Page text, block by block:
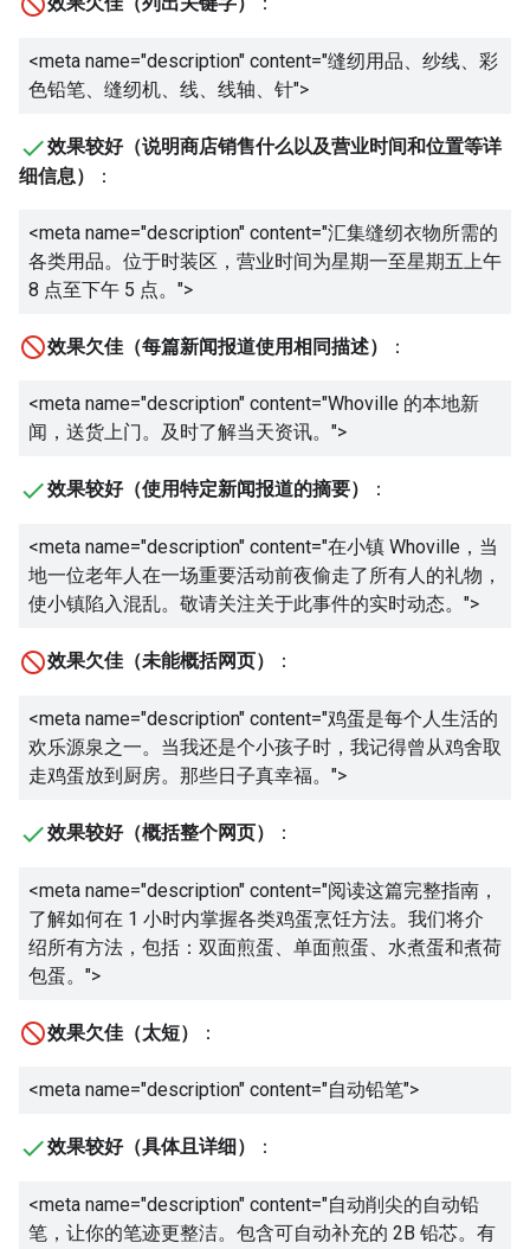
<meta name="description" content="缝纫用品、纱线、彩
色铅笔、缝纫机、线、线轴、针">
效果较好（说明商店销售什么以及营业时间和位置等详
细信息）
：
<meta name="description" content="汇集缝纫衣物所需的
各类用品。位于时装区，营业时间为星期一至星期五上午
8 点至下午 5 点。 ">
效果欠佳（每篇新闻报道使用相同描述） ：
<meta name="description" content="Whoville 的本地新
闻，送货上门。及时了解当天资讯。 ">
效果较好（使用特定新闻报道的摘要） ：
<meta name="description" content="在小镇 Whoville，当
地一位老年人在一场重要活动前夜偷走了所有人的礼物，
使小镇陷入混乱。敬请关注关于此事件的实时动态。 ">
效果欠佳（未能概括网页） ：
<meta name="description" content="鸡蛋是每个人生活的
欢乐源泉之一。当我还是个小孩子时，我记得曾从鸡舍取
走鸡蛋放到厨房。那些日子真幸福。 ">
效果较好（概括整个网页） ：
<meta name="description" content="阅读这篇完整指南，
了解如何在 1 小时内掌握各类鸡蛋烹饪方法。我们将介
绍所有方法，包括：双面煎蛋、单面煎蛋、水煮蛋和煮荷
包蛋。 ">
效果欠佳（太短） ：
<meta name="description" content="自动铅笔">
效果较好（具体且详细） ：
<meta name="description" content="自动削尖的自动铅
笔，让你的笔迹更整洁。包含可自动补充的 2B 铅芯。有